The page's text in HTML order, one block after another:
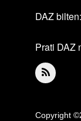
DAZ bilten:
Prati DAZ
Copyright